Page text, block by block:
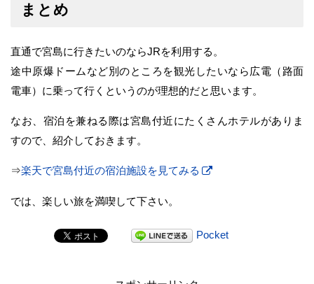
まとめ
直通で宮島に行きたいのならJRを利用する。
途中原爆ドームなど別のところを観光したいなら広電（路面
電車）に乗って行くというのが理想的だと思います。
なお、宿泊を兼ねる際は宮島付近にたくさんホテルがありま
すので、紹介しておきます。
⇒楽天で宮島付近の宿泊施設を見てみる
では、楽しい旅を満喫して下さい。
Pocket